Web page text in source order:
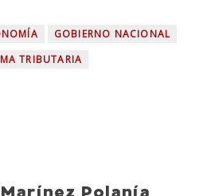
GOBIERNO NACIONAL
TRIBUTARIA